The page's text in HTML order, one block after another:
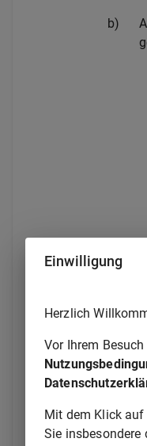
b)
–
zusätzlich
Einwilligung
Herzlich
Vor Ihrem
Mit dem Klick
Sie insbesondere